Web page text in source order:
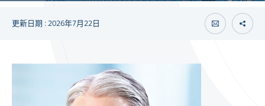
更新日期 : 2026年7月22日